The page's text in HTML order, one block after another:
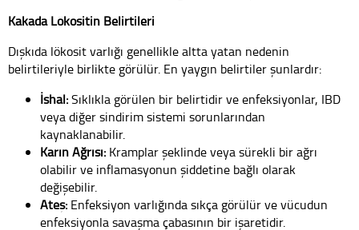
Kakada Lökositin Belirtileri
Dışkıda lökosit varlığı genellikle altta yatan nedenin
belirtileriyle birlikte görülür. En yaygın belirtiler şunlardır:
İshal:Sıklıkla görülen bir belirtidir ve enfeksiyonlar, IBD
veya diğer sindirim sistemi sorunlarından
kaynaklanabilir.
Karın Ağrısı: Kramplar şeklinde veya sürekli bir ağrı
olabilir ve inflamasyonun şiddetine bağlı olarak
değişebilir.
Ateş: Enfeksiyon varlığında sıkça görülür ve vücudun
enfeksiyonla savaşma çabasının bir işaretidir.